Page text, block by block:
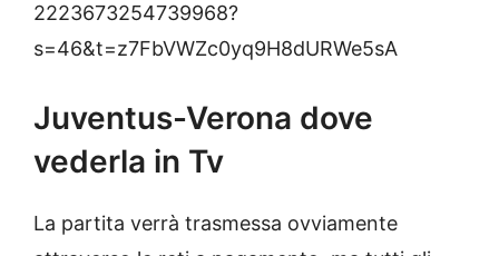
2223673254739968?
s=46&t=z7FbVWZc0yq9H8dURWe5sA
Juventus-Verona dove
vederla in Tv
La partita verrà trasmessa ovviamente